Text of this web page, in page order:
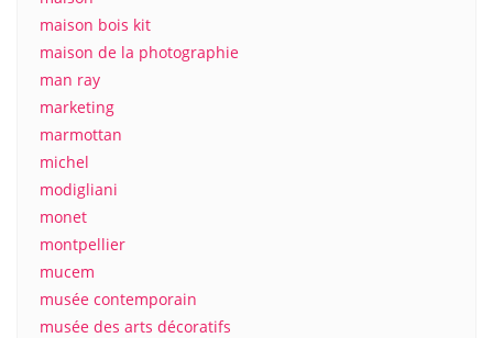
maison bois kit
maison de la photographie
man ray
marketing
marmottan
michel
modigliani
monet
montpellier
mucem
musée contemporain
musée des arts décoratifs